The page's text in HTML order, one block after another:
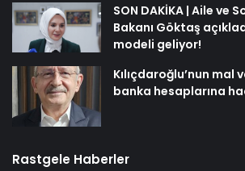
SON DAKİKA | Aile ve
Bakanı Göktaş
modeli geliyor!
Kılıçdaroğlu’nun mal
banka hesaplarına
Rastgele Haberler